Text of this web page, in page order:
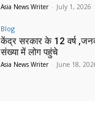
Asia News Writer - July 1, 2026
Blog
केंद्र सरकार के 12 वर्ष
संख्या में लोग पहुंचे
Asia News Writer - June 18,